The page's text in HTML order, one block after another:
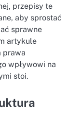
przepisy te
aby sprostać
sprawne
artykule
prawa
wpływowi na
stoi.